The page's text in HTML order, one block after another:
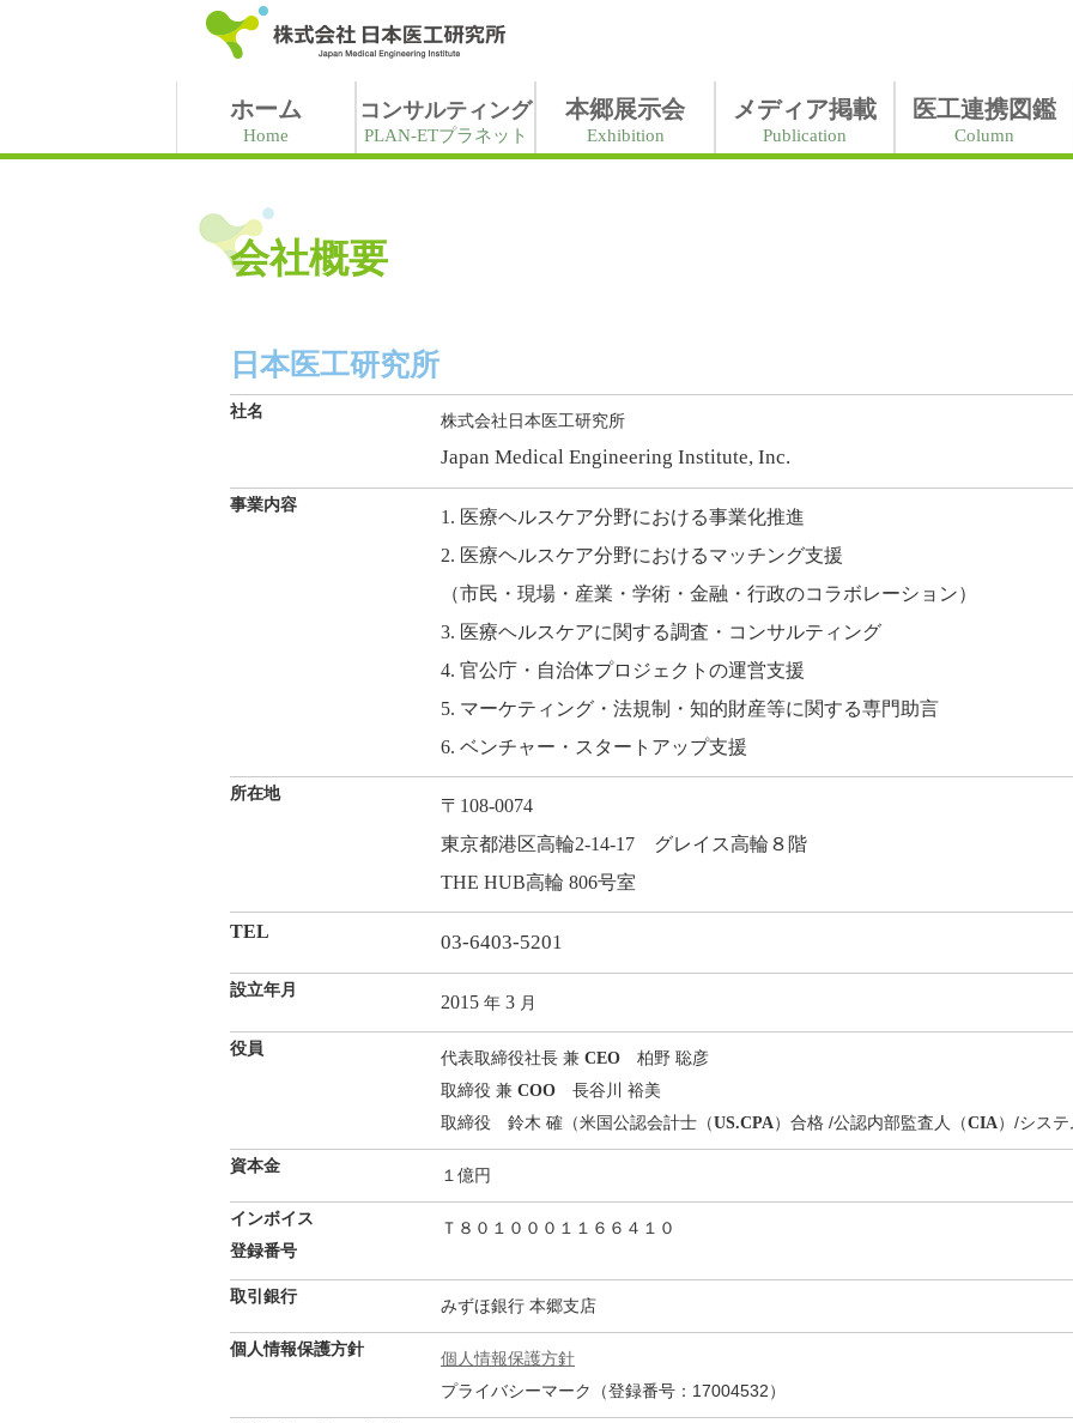
ホーム
Home
コンサルティング
PLAN-ETプラネット
本郷展示会
Exhibition
メディア掲載
Publication
医工連携図鑑
Column
会社概要
日本医工研究所
社名 株式会社日本医工研究所
Japan Medical Engineering Institute, Inc.
事業内容
1. 医療ヘルスケア分野における事業化推進
2. 医療ヘルスケア分野におけるマッチング支援
（市民・現場・産業・学術・金融・行政のコラボレーション）
3. 医療ヘルスケアに関する調査・コンサルティング
4. 官公庁・自治体プロジェクトの運営支援
5. マーケティング・法規制・知的財産等に関する専門助言
6. ベンチャー・スタートアップ支援
所在地
〒108-0074
東京都港区高輪2-14-17 グレイス高輪８階
THE HUB高輪 806号室
TEL 03-6403-5201
設立年月
2015 年 3 月
役員 代表取締役社長 兼 CEO 柏野 聡彦
取締役 兼 COO 長谷川 裕美
取締役 鈴木 確（米国公認会計士（US.CPA）合格 /公認内部監査人（CIA）/システ
資本金 １億円
インボイス
登録番号
Ｔ８０１０００１１６６４１０
取引銀行 みずほ銀行 本郷支店
個人情報保護方針
個人情報保護方針
プライバシーマーク（登録番号：17004532）